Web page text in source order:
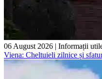
06 August 2026 | Informații
Viena: Cheltuieli zilnice și